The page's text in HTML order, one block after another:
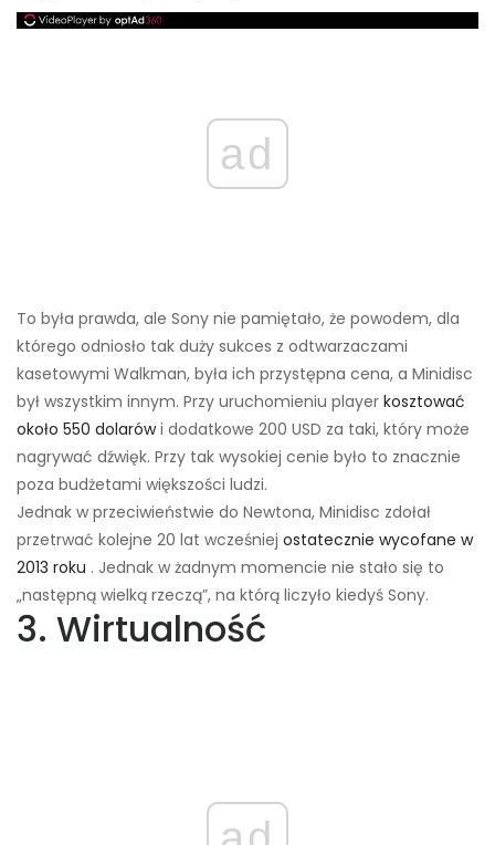
ad
To była prawda, ale Sony nie pamiętało, że powodem, dla
którego odniosło tak duży sukces z odtwarzaczami
kasetowymi Walkman, była ich przystępna cena, a Minidisc
był wszystkim innym. Przy uruchomieniu player kosztować
około 550 dolarówi dodatkowe 200 USD za taki, który może
nagrywać dźwięk. Przy tak wysokiej cenie było to znacznie
poza budżetami większości ludzi.
Jednak w przeciwieństwie do Newtona, Minidisc zdołał
przetrwać kolejne 20 lat wcześniej ostatecznie wycofane w
2013 roku . Jednak w żadnym momencie nie stało się to
„następną wielką rzeczą”, na którą liczyło kiedyś Sony.
3. Wirtualność